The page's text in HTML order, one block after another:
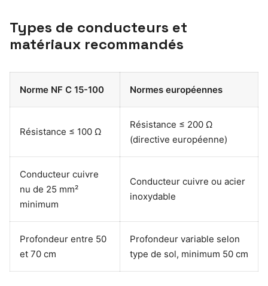
Types de conducteurs et
matériaux recommandés
Norme NF C 15-100 Normes européennes
Résistance ≤ 100 Ω
Résistance ≤ 200 Ω
(directive européenne)
Conducteur cuivre
nu de 25 mm²
minimum
Conducteur cuivre ou acier
inoxydable
Profondeur entre 50
et 70 cm
Profondeur variable selon
type de sol, minimum 50 cm